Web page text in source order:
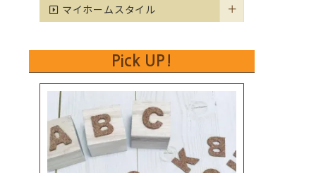
マイホームスタイル
Pick UP!